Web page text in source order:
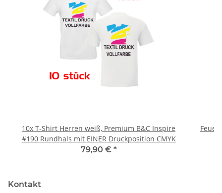
10x T-Shirt Herren weiß, Premium B&C Inspire
#190 Rundhals mit EINER Druckposition CMYK
79,90 € *
Kontakt